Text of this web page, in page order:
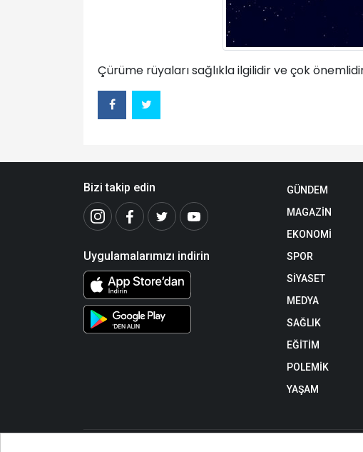
Çürüme rüyaları sağlıkla ilgilidir ve çok
Bizi takip edin
Uygulamalarımızı indirin
GÜNDEM
MAGAZİN
EKONOMİ
SPOR
SİYASET
MEDYA
SAĞLIK
EĞİTİM
POLEMİK
YAŞAM